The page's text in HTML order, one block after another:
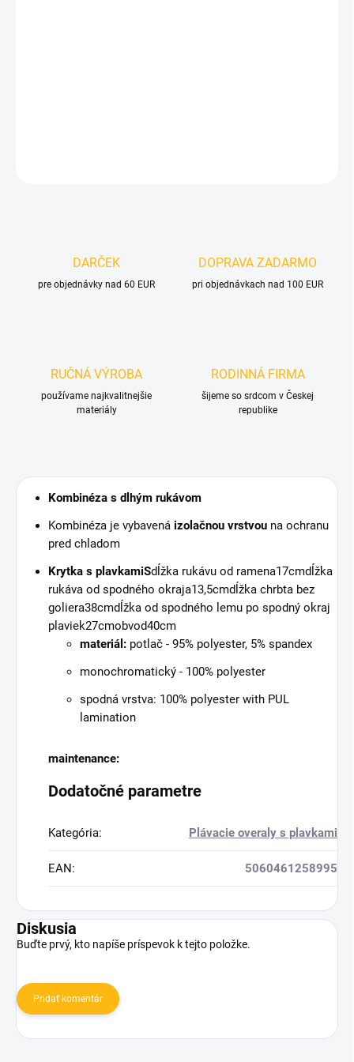
DARČEK
pre objednávky nad 60 EUR
DOPRAVA ZADARMO
pri objednávkach nad 100 EUR
RUČNÁ VÝROBA
používame najkvalitnejšie
materiály
RODINNÁ FIRMA
šijeme so srdcom v Českej
republike
Kombinéza s dlhým rukávom
Kombinéza je vybavená izolačnou vrstvou na ochranu
pred chladom
Krytka s plavkamiSdĺžka rukávu od ramena17cmdĺžka
rukáva od spodného okraja13,5cmdĺžka chrbta bez
goliera38cmdĺžka od spodného lemu po spodný okraj
plaviek27cmobvod40cm
materiál: potlač - 95% polyester, 5% spandex
monochromatický - 100% polyester
spodná vrstva: 100% polyester with PUL
lamination
maintenance:
Dodatočné parametre
Kategória: Plávacie overaly s plavkami
EAN: 5060461258995
Diskusia
Buďte prvý, kto napíše príspevok k tejto položke.
Pridať komentár